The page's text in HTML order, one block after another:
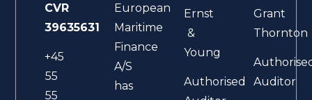
CVR
39635631
+45
55
55
European
Maritime
Finance
A/S
has
Ernst
&
Young
Authorised
Grant
Thornton
Auditor